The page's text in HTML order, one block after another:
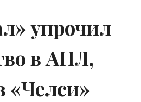
упрочил
в АПЛ,
«Челси»